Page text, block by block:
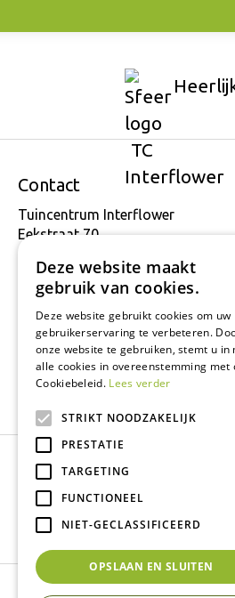
Contact
Tuincentrum Interflower
Eekstraat 70
+32 934 806 03
info@interflower.be
Tuincentrum
Dierenwinkel
Tuinplanten
Cafetaria
Deze website maakt
gebruik van cookies.
Deze website gebruikt cookies om uw
gebruikerservaring te verbeteren.
onze website te gebruiken, stemt u in
alle cookies in overeenstemming met
Cookiebeleid. Lees verder
STRIKT NOODZAKELIJK
PRESTATIE
TARGETING
FUNCTIONEEL
NIET-GECLASSIFICEERD
OPSLAAN EN SLUITEN